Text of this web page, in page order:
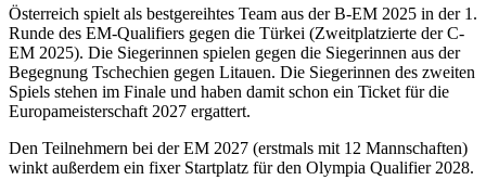
Österreich spielt als bestgereihtes Team aus der B-EM 2025 in der 1.
Runde des EM-Qualifiers gegen die Türkei (Zweitplatzierte der C-
EM 2025). Die Siegerinnen spielen gegen die Siegerinnen aus der
Begegnung Tschechien gegen Litauen. Die Siegerinnen des zweiten
Spiels stehen im Finale und haben damit schon ein Ticket für die
Europameisterschaft 2027 ergattert.
Den Teilnehmern bei der EM 2027 (erstmals mit 12 Mannschaften)
winkt außerdem ein fixer Startplatz für den Olympia Qualifier 2028.